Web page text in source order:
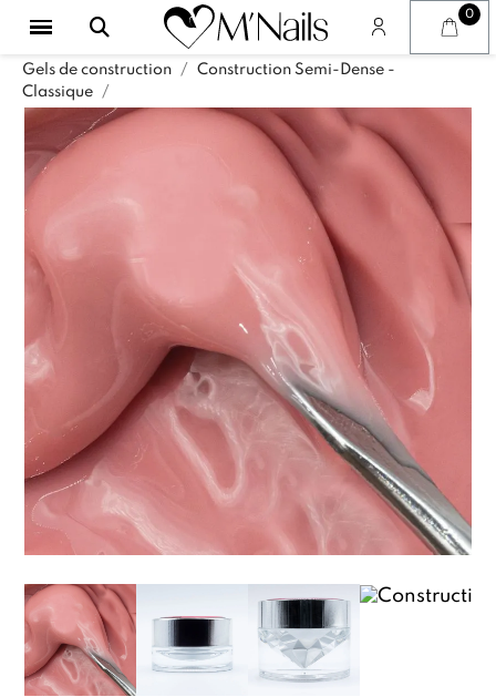
Gels de construction
Construction Semi-Dense -
Classique